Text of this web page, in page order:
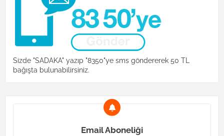
Sizde "SADAKA" yazıp "8350"ye sms göndererek 50 TL
bağışta bulunabilirsiniz.
Email Aboneliği